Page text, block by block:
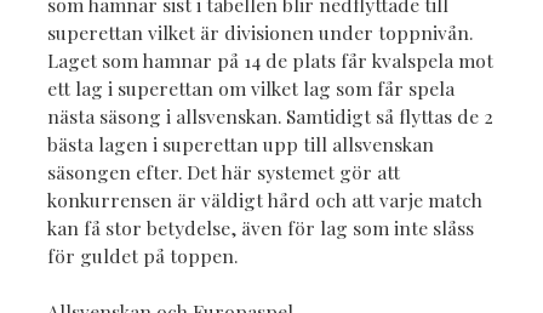
superettan vilket är divisionen under toppnivån.
Laget som hamnar på 14 de plats får kvalspela mot
ett lag i superettan om vilket lag som får spela
nästa säsong i allsvenskan. Samtidigt så flyttas de 2
bästa lagen i superettan upp till allsvenskan
säsongen efter. Det här systemet gör att
konkurrensen är väldigt hård och att varje match
kan få stor betydelse, även för lag som inte slåss
för guldet på toppen.